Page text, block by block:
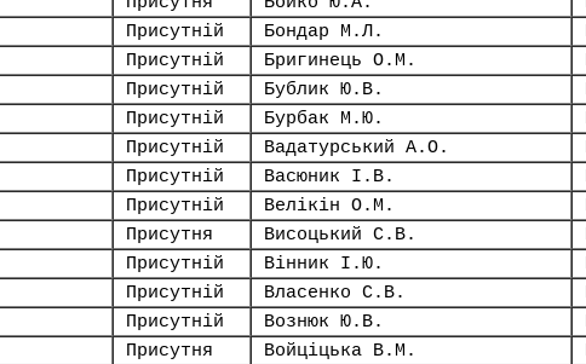
Присутній Бондар М.Л.
Присутній Бригинець О.М.
Присутній Бублик Ю.В.
Присутній Бурбак М.Ю.
Присутній Вадатурський А.О.
Присутній Васюник І.В.
Присутній Велікін О.М.
Присутня Висоцький С.В.
Присутній Вінник І.Ю.
Присутній Власенко С.В.
Присутній Вознюк Ю.В.
Присутня Войціцька В.М.